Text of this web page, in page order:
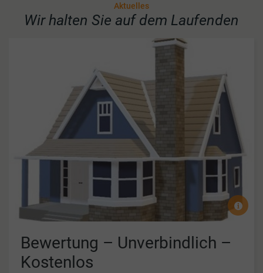
Aktuelles
Wir halten Sie auf dem Laufenden
Bewertung – Unverbindlich –
Kostenlos